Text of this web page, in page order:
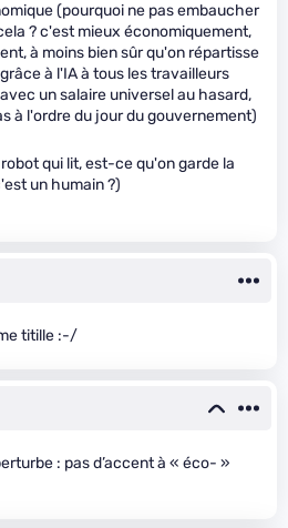
(pourquoi ne pas embaucher
? c'est mieux économiquement,
à moins bien sûr qu'on répartisse
à l'IA à tous les travailleurs
un salaire universel au hasard,
à l'ordre du jour du gouvernement)
qui lit, est-ce qu'on garde la
un humain ?)
titille :-/
: pas d’accent à « éco- »